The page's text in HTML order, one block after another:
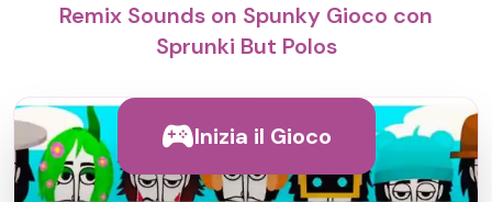
Remix Sounds on Spunky Gioco con
Sprunki But Polos
Inizia il Gioco